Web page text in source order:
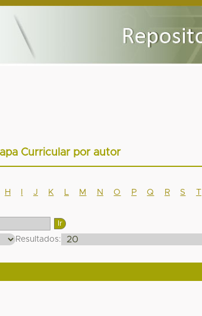
Curricular por autor
H J K M N O P Q R S T
Resultados: